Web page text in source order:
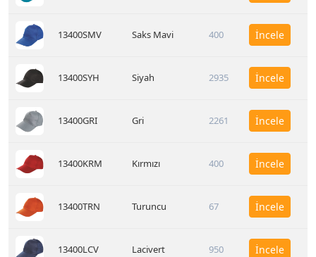
13400SMV Saks Mavi 400 İncele
13400SYH Siyah 2935 İncele
13400GRI Gri 2261 İncele
13400KRM Kırmızı 400 İncele
13400TRN Turuncu 67 İncele
13400LCV Lacivert 950 İncele